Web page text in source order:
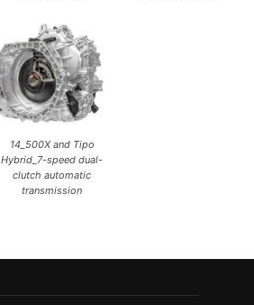
14_500X and Tipo
Hybrid_7-speed dual-
clutch automatic
transmission